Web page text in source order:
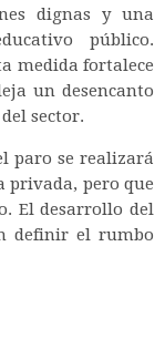
dignas y una
público.
medida fortalece
un desencanto
sector.
paro se realizará
privada, pero que
El desarrollo del
definir el rumbo